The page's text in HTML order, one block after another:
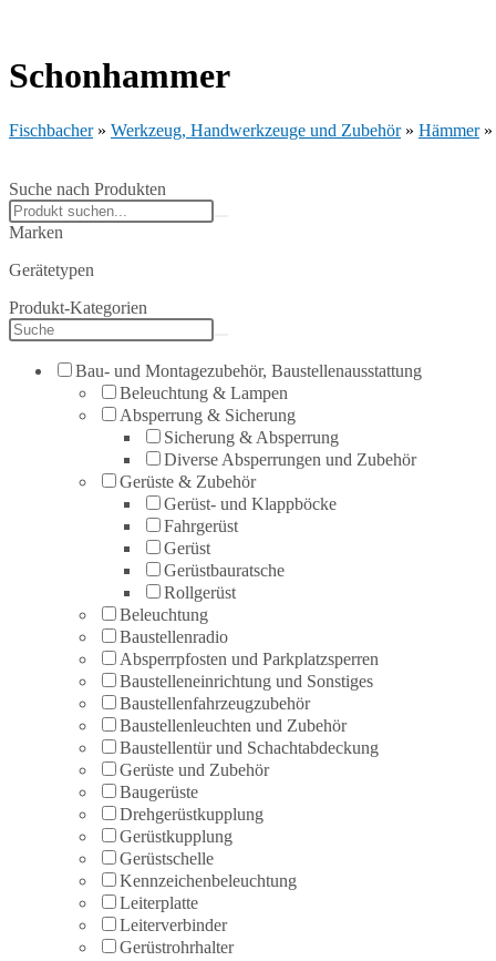
Schonhammer
Fischbacher» Werkzeug, Handwerkzeuge und Zubehör» Hämmer»
Suche nach Produkten
Search
products:
Marken
Gerätetypen
Produkt-Kategorien
Bau- und Montagezubehör, Baustellenausstattung
Beleuchtung & Lampen
Absperrung & Sicherung
Sicherung & Absperrung
Diverse Absperrungen und Zubehör
Gerüste & Zubehör
Gerüst- und Klappböcke
Fahrgerüst
Gerüst
Gerüstbauratsche
Rollgerüst
Beleuchtung
Baustellenradio
Absperrpfosten und Parkplatzsperren
Baustelleneinrichtung und Sonstiges
Baustellenfahrzeugzubehör
Baustellenleuchten und Zubehör
Baustellentür und Schachtabdeckung
Gerüste und Zubehör
Baugerüste
Drehgerüstkupplung
Gerüstkupplung
Gerüstschelle
Kennzeichenbeleuchtung
Leiterplatte
Leiterverbinder
Gerüstrohrhalter